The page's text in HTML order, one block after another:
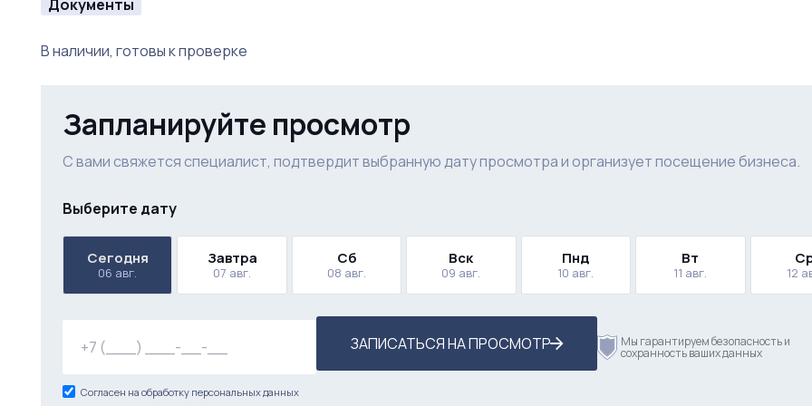
Документы
В наличии, готовы к проверке
Запланируйте просмотр
С вами свяжется специалист, подтвердит выбранную дату просмотра и организует посещение бизнеса.
Выберите дату
Сегодня
06 авг.
Завтра
07 авг.
Сб
08 авг.
Вск
09 авг.
Пнд
10 авг.
Вт
11 авг. 12
ЗАПИСАТЬСЯ НА ПРОСМОТР Мы гарантируем безопасность и
сохранность ваших данных
Согласен на обработку персональных данных